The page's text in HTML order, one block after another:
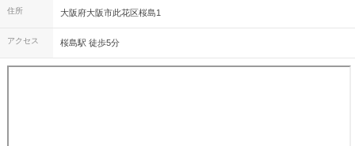
住所 大阪府大阪市此花区桜島1
アクセス 桜島駅 徒歩5分